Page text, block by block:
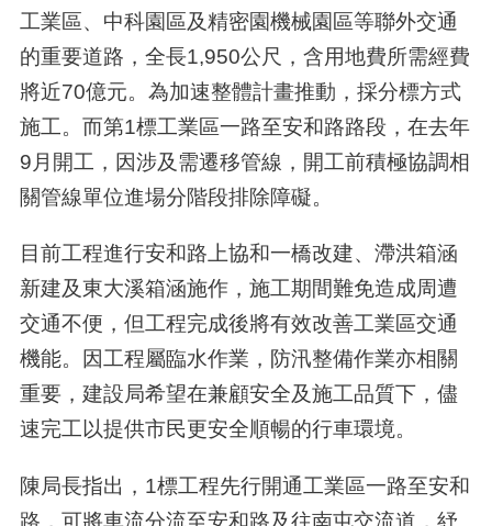
工業區、中科園區及精密園機械園區等聯外交通
的重要道路，全長1,950公尺，含用地費所需經費
將近70億元。為加速整體計畫推動，採分標方式
施工。而第1標工業區一路至安和路路段，在去年
9月開工，因涉及需遷移管線，開工前積極協調相
關管線單位進場分階段排除障礙。
目前工程進行安和路上協和一橋改建、滯洪箱涵
新建及東大溪箱涵施作，施工期間難免造成周遭
交通不便，但工程完成後將有效改善工業區交通
機能。因工程屬臨水作業，防汛整備作業亦相關
重要，建設局希望在兼顧安全及施工品質下，儘
速完工以提供市民更安全順暢的行車環境。
陳局長指出，1標工程先行開通工業區一路至安和
路，可將車流分流至安和路及往南屯交流道，紓